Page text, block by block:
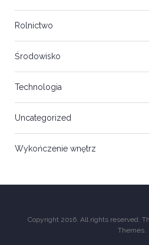
Rolnictwo
Środowisko
Technologia
Uncategorized
Wykończenie wnętrz
Copyright 2016. All rights reserved.
Themes.